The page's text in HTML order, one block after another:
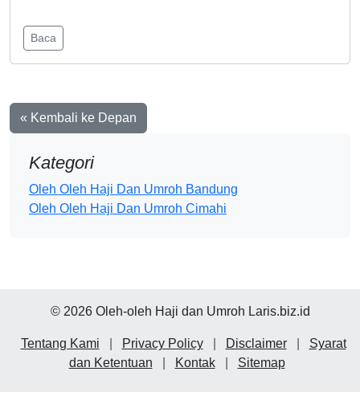
Baca
« Kembali ke Depan
Kategori
Oleh Oleh Haji Dan Umroh Bandung
Oleh Oleh Haji Dan Umroh Cimahi
© 2026 Oleh-oleh Haji dan Umroh Laris.biz.id
Tentang Kami Privacy Policy Disclaimer
Syarat
dan Ketentuan
Kontak Sitemap